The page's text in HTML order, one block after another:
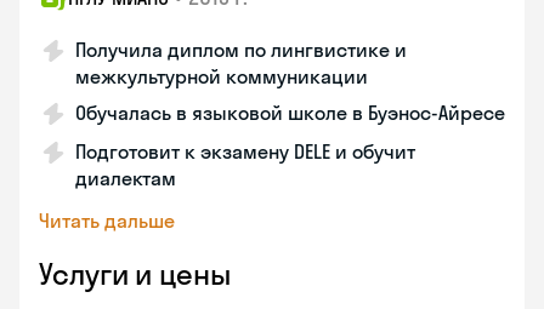
Получила диплом по лингвистике и
межкультурной коммуникации
Обучалась в языковой школе в Буэнос-Айресе
Подготовит к экзамену DELE и обучит
диалектам
Читать дальше
Услуги и цены